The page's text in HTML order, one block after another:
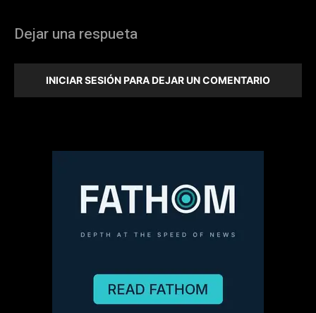
Dejar una respueta
INICIAR SESIÓN PARA DEJAR UN COMENTARIO